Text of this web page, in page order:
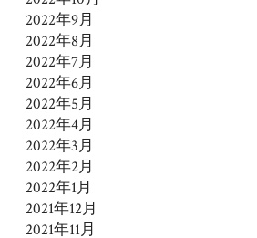
2022年9月
2022年8月
2022年7月
2022年6月
2022年5月
2022年4月
2022年3月
2022年2月
2022年1月
2021年12月
2021年11月